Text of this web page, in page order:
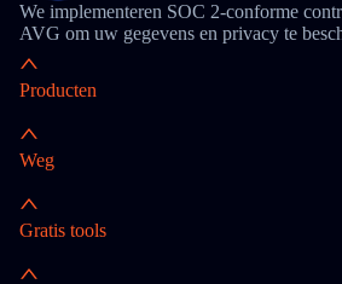
We implementeren SOC 2-conforme
AVG om uw gegevens en privacy te
Producten
Weg
Gratis tools